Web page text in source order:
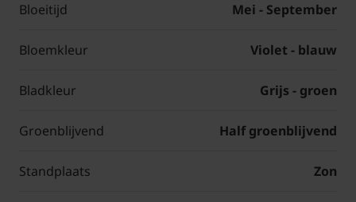
Bloeitijd Mei - September
Bloemkleur Violet - blauw
Bladkleur Grijs - groen
Groenblijvend Half groenblijvend
Standplaats Zon